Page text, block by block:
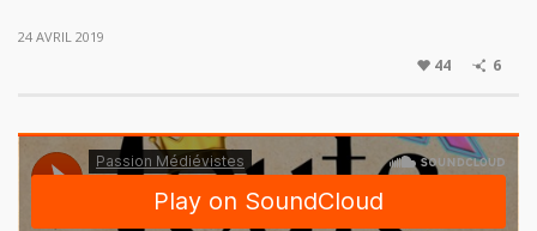
24 AVRIL 2019
44 6